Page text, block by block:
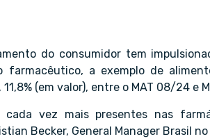
do consumidor tem
farmacêutico, a exemplo de
(em valor), entre o MAT 08/24 e
cada vez mais presentes nas
Becker, General Manager Brasil